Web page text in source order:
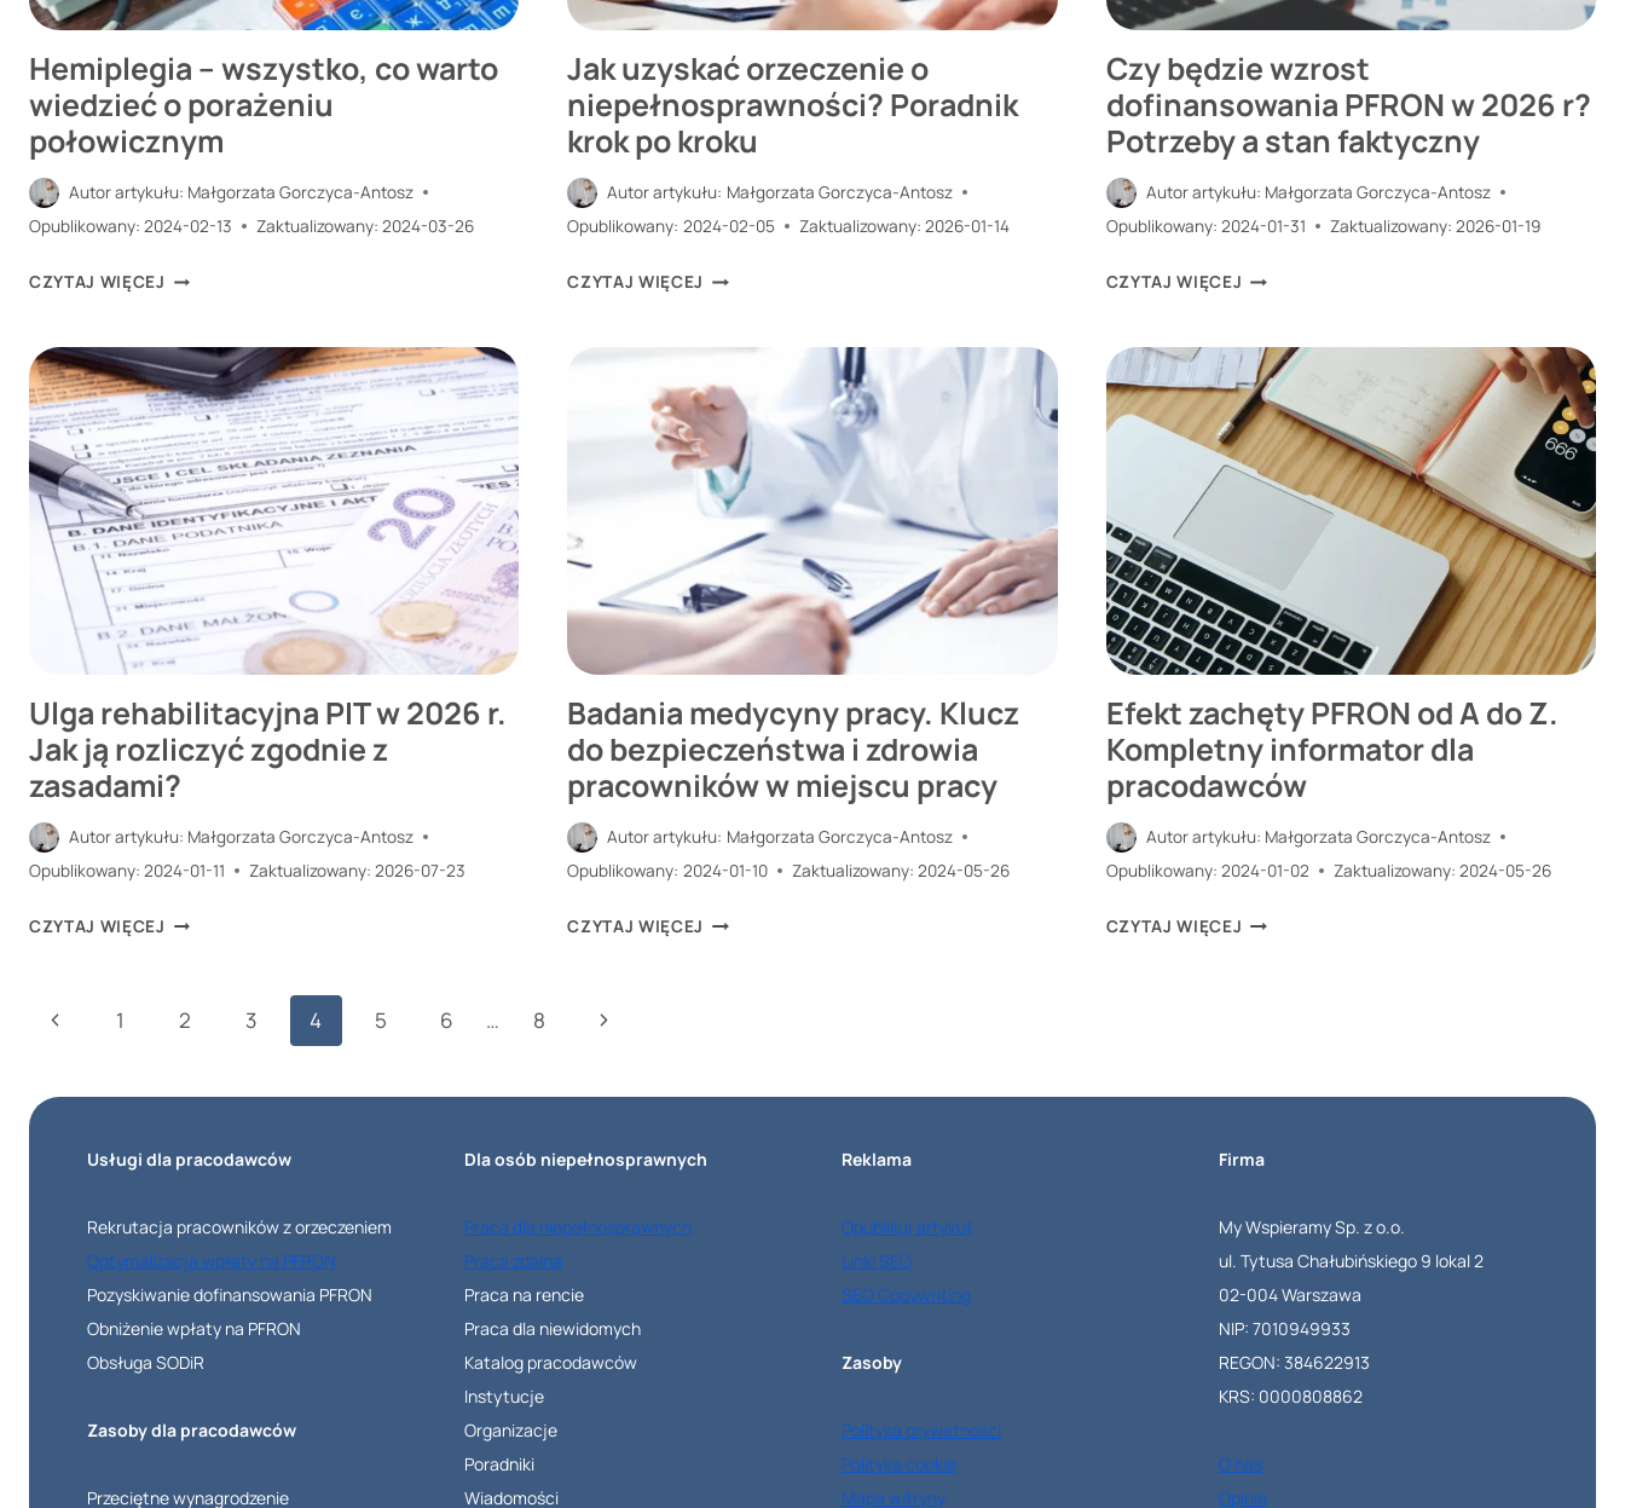
Hemiplegia – wszystko, co warto
wiedzieć o porażeniu
połowicznym
Autor artykułu: Małgorzata Gorczyca-Antosz
Opublikowany: 2024-02-13 Zaktualizowany: 2024-03-26
CZYTAJ WIĘCEJ HEMIPLEGIA
WSZYSTKO,
CO
WARTO
WIEDZIEĆ
O
PORAŻENIU
POŁOWICZNYM
Jak uzyskać orzeczenie o
niepełnosprawności? Poradnik
krok po kroku
Autor artykułu: Małgorzata Gorczyca-Antosz
Opublikowany: 2024-02-05 Zaktualizowany: 2026-01-14
CZYTAJ WIĘCEJ JAK
ORZECZENIE
O
NIEPEŁNOSPRAWNOŚCI?
PORADNIK
KROK
PO
KROKU
Czy będzie wzrost
dofinansowania PFRON w 2026 r?
Potrzeby a stan faktyczny
Autor artykułu: Małgorzata Gorczyca-Antosz
Opublikowany: 2024-01-31 Zaktualizowany: 2026-01-19
CZYTAJ WIĘCEJ CZY
WZROST
DOFINANSOWANIA
PFRON
W
2026
A
STAN
FAKTYCZNY
Ulga rehabilitacyjna PIT w 2026 r.
Jak ją rozliczyć zgodnie z
zasadami?
Autor artykułu: Małgorzata Gorczyca-Antosz
Opublikowany: 2024-01-11 Zaktualizowany: 2026-07-23
CZYTAJ WIĘCEJ ULGA
W
R.
JĄ
ZGODNIE
Z
ZASADAMI?
Badania medycyny pracy. Klucz
do bezpieczeństwa i zdrowia
pracowników w miejscu pracy
Autor artykułu: Małgorzata Gorczyca-Antosz
Opublikowany: 2024-01-10 Zaktualizowany: 2024-05-26
CZYTAJ WIĘCEJ BADANIA
BEZPIECZEŃSTWA
ZDROWIA
Efekt zachęty PFRON od A do Z.
Kompletny informator dla
pracodawców
Autor artykułu: Małgorzata Gorczyca-Antosz
Opublikowany: 2024-01-02 Zaktualizowany: 2024-05-26
CZYTAJ WIĘCEJ EFEKT
DO
KOMPLETNY
DLA
PRACODAWCÓW
Nawigacja
Poprzednia
1 2 3 4 5 6 … 8
Następna
Usługi dla pracodawców
Rekrutacja pracowników z orzeczeniem
Optymalizacja wpłaty na PFRON
Pozyskiwanie dofinansowania PFRON
Obniżenie wpłaty na PFRON
Obsługa SODiR
Zasoby dla pracodawców
Przeciętne wynagrodzenie
Dla osób niepełnosprawnych
Praca dla niepełnosprawnych
Praca zdalna
Praca na rencie
Praca dla niewidomych
Katalog pracodawców
Instytucje
Organizacje
Poradniki
Wiadomości
Reklama
Opublikuj artykuł
Linki SEO
SEO Copywriting
Zasoby
Polityka prywatności
Polityka cookie
Mapa witryny
Firma
My Wspieramy Sp. z o.o.
ul. Tytusa Chałubińskiego 9 lokal 2
02-004 Warszawa
NIP: 7010949933
REGON: 384622913
KRS: 0000808862
O nas
Opinie